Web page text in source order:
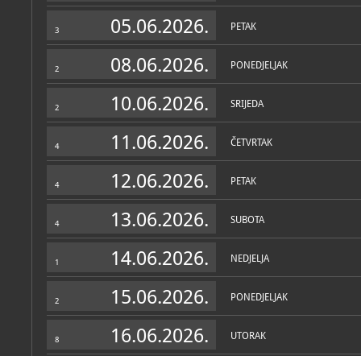
3 05.06.2026. PETAK
2 08.06.2026. PONEDJELJAK
2 10.06.2026. SRIJEDA
4 11.06.2026. ČETVRTAK
4 12.06.2026. PETAK
4 13.06.2026. SUBOTA
1 14.06.2026. NEDJELJA
2 15.06.2026. PONEDJELJAK
8 16.06.2026. UTORAK
OPĆI PODACI
Zbirke